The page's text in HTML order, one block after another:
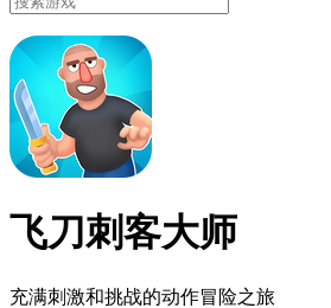
飞刀刺客大师
充满刺激和挑战的动作冒险之旅